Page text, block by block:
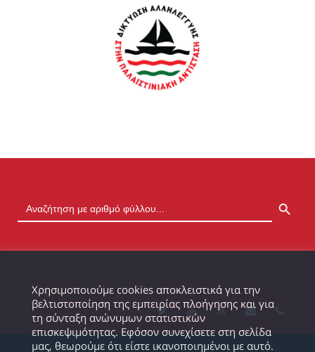
Χρησιμοποιούμε cookies αποκλειστικά για την
βελτιστοποίηση της εμπειρίας πλοήγησης και για
τη σύνταξη ανώνυμων στατιστικών
επισκεψιμότητας. Εφόσον συνεχίσετε στη σελίδα
μας, θεωρούμε ότι είστε ικανοποιημένοι με αυτό.